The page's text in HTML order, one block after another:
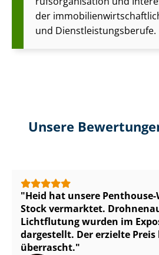
der
und Dienst­leis­tungs­be­ru­fe.
Unsere
Heid hat unsere
Stock vermarktet.
Lichtflutung wurden im
dargestellt. Der erzielte
überrascht.